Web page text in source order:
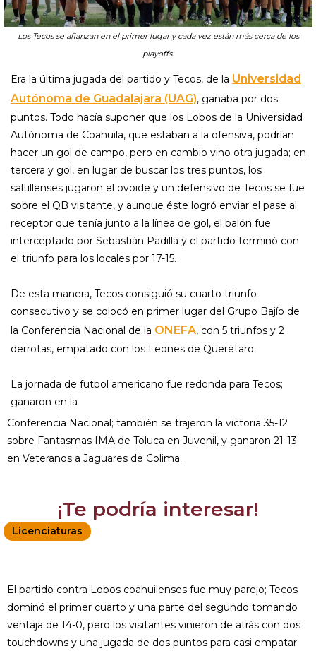
Los Tecos se afianzan en el primer lugar y cada vez están más cerca de los
playoffs.
Era la última jugada del partido y Tecos, de la Universidad
Autónoma de Guadalajara (UAG), ganaba por dos
puntos. Todo hacía suponer que los Lobos de la Universidad
Autónoma de Coahuila, que estaban a la ofensiva, podrían
hacer un gol de campo, pero en cambio vino otra jugada; en
tercera y gol, en lugar de buscar los tres puntos, los
saltillenses jugaron el ovoide y un defensivo de Tecos se fue
sobre el QB visitante, y aunque éste logró enviar el pase al
receptor que tenía junto a la línea de gol, el balón fue
interceptado por Sebastián Padilla y el partido terminó con
el triunfo para los locales por 17-15.
De esta manera, Tecos consiguió su cuarto triunfo
consecutivo y se colocó en primer lugar del Grupo Bajío de
la Conferencia Nacional de la ONEFA, con 5 triunfos y 2
derrotas, empatado con los Leones de Querétaro.
La jornada de futbol americano fue redonda para Tecos;
ganaron en la
Conferencia Nacional; también se trajeron la victoria 35-12
sobre Fantasmas IMA de Toluca en Juvenil, y ganaron 21-13
en Veteranos a Jaguares de Colima.
¡Te podría interesar!
Licenciaturas
El partido contra Lobos coahuilenses fue muy parejo; Tecos
dominó el primer cuarto y una parte del segundo tomando
ventaja de 14-0, pero los visitantes vinieron de atrás con dos
touchdowns y una jugada de dos puntos para casi empatar